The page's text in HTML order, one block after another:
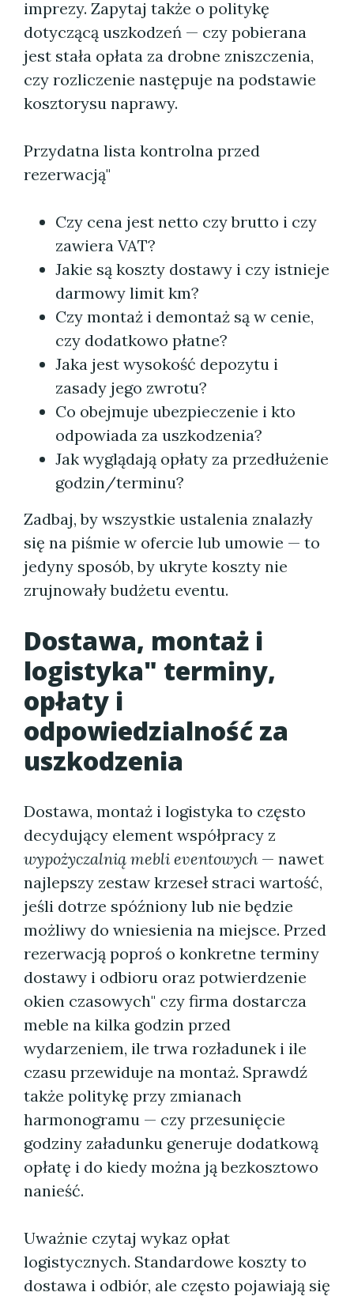
imprezy. Zapytaj także o politykę
dotyczącą uszkodzeń — czy pobierana
jest stała opłata za drobne zniszczenia,
czy rozliczenie następuje na podstawie
kosztorysu naprawy.
Przydatna lista kontrolna przed
rezerwacją"
Czy cena jest netto czy brutto i czy
zawiera VAT?
Jakie są koszty dostawy i czy istnieje
darmowy limit km?
Czy montaż i demontaż są w cenie,
czy dodatkowo płatne?
Jaka jest wysokość depozytu i
zasady jego zwrotu?
Co obejmuje ubezpieczenie i kto
odpowiada za uszkodzenia?
Jak wyglądają opłaty za przedłużenie
godzin/terminu?
Zadbaj, by wszystkie ustalenia znalazły
się na piśmie w ofercie lub umowie — to
jedyny sposób, by ukryte koszty nie
zrujnowały budżetu eventu.
Dostawa, montaż i
logistyka" terminy,
opłaty i
odpowiedzialność za
uszkodzenia
Dostawa, montaż i logistyka to często
decydujący element współpracy z
wypożyczalnią mebli eventowych — nawet
najlepszy zestaw krzeseł straci wartość,
jeśli dotrze spóźniony lub nie będzie
możliwy do wniesienia na miejsce. Przed
rezerwacją poproś o konkretne terminy
dostawy i odbioru oraz potwierdzenie
okien czasowych" czy firma dostarcza
meble na kilka godzin przed
wydarzeniem, ile trwa rozładunek i ile
czasu przewiduje na montaż. Sprawdź
także politykę przy zmianach
harmonogramu — czy przesunięcie
godziny załadunku generuje dodatkową
opłatę i do kiedy można ją bezkosztowo
nanieść.
Uważnie czytaj wykaz opłat
logistycznych. Standardowe koszty to
dostawa i odbiór, ale często pojawiają się